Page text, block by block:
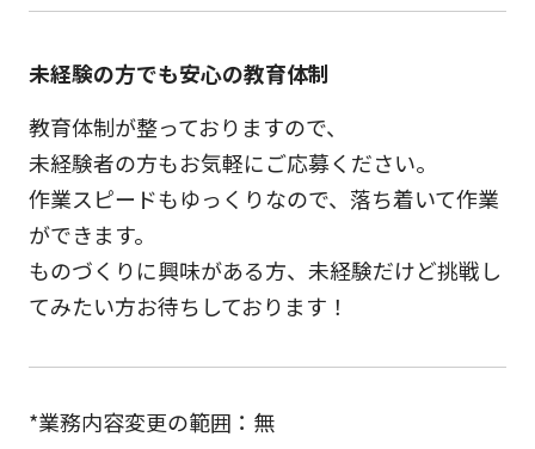
未経験の方でも安心の教育体制
教育体制が整っておりますので、
未経験者の方もお気軽にご応募ください。
作業スピードもゆっくりなので、落ち着いて作業
ができます。
ものづくりに興味がある方、未経験だけど挑戦し
てみたい方お待ちしております！
*業務内容変更の範囲：無